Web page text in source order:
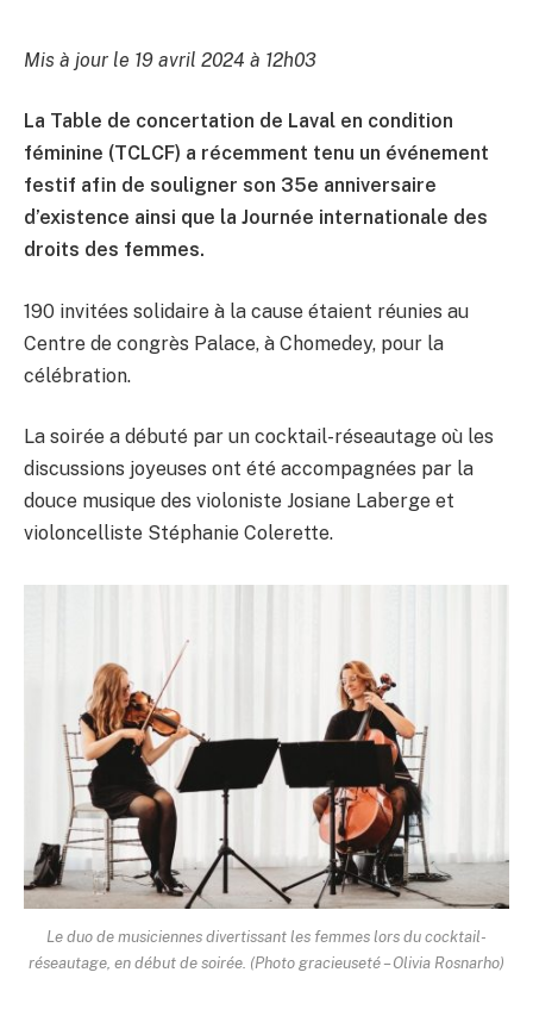
Mis à jour le 19 avril 2024 à 12h03
La Table de concertation de Laval en condition
féminine (TCLCF) a récemment tenu un événement
festif afin de souligner son 35e anniversaire
d’existence ainsi que la Journée internationale des
droits des femmes.
190 invitées solidaire à la cause étaient réunies au
Centre de congrès Palace, à Chomedey, pour la
célébration.
La soirée a débuté par un cocktail-réseautage où les
discussions joyeuses ont été accompagnées par la
douce musique des violoniste Josiane Laberge et
violoncelliste Stéphanie Colerette.
Le duo de musiciennes divertissant les femmes lors du cocktail-
réseautage, en début de soirée. (Photo gracieuseté – Olivia Rosnarho)